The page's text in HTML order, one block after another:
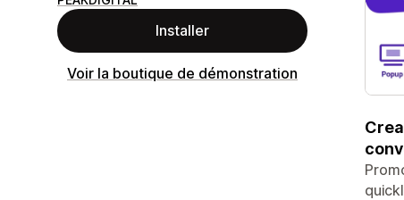
Installer
Voir la boutique de démonstration